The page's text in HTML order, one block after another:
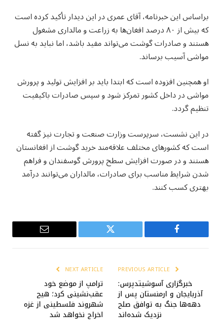
براساس این خبرنامه، آقای عمری در این دیدار تأکید کرده است
که بیش از ۸۰ درصد افغان‌ها به زراعت و مالداری مشغول
هستند و صادرات گوشت می‌تواند مفید باشد، اما نباید به نسل
مواشی آسیب برساند.
او همچنین افزوده است که ابتدا باید بر افزایش تولید و پرورش
مواشی در داخل کشور تمرکز شود و سپس صادرات باکیفیت
تنظیم گردد.
در این نشست، سرپرست وزارت صنعت و تجارت نیز گفته
است که کشورهای مختلف علاقه‌مند خرید گوشت از افغانستان
هستند و در صورت افزایش سطح پرورش گوسفندان و فراهم
شدن شرایط مناسب برای صادرات، مالداران می‌توانند درآمد
بهتری کسب کنند.
Facebook
Twitter
Email
خبرگزاری آسوشیتدپرس:
آذربایجان و ارمنستان پس از
دهه‌ها جنگ به توافق صلح
نزدیک شده‌اند
NEXT ARTICLE
ترامپ از موضع خود
عقب‌نشینی کرد؛ هیچ
شهروند فلسطینی از غزه
اخراج نخواهد شد